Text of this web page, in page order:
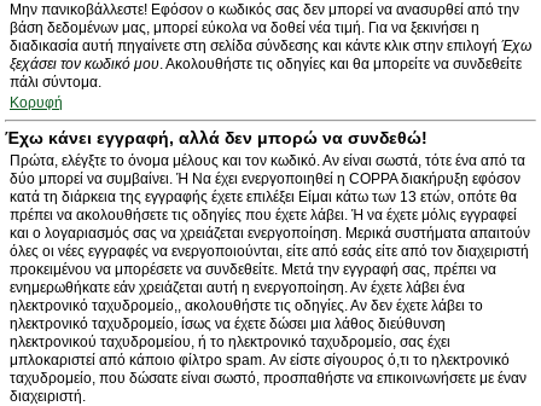
Μην πανικοβάλλεστε! Εφόσον ο κωδικός σας δεν μπορεί να ανασυρθεί από την
βάση δεδομένων μας, μπορεί εύκολα να δοθεί νέα τιμή. Για να ξεκινήσει η
διαδικασία αυτή πηγαίνετε στη σελίδα σύνδεσης και κάντε κλικ στην επιλογή Έχω
ξεχάσει τον κωδικό μου. Ακολουθήστε τις οδηγίες και θα μπορείτε να συνδεθείτε
πάλι σύντομα.
Κορυφή
Έχω κάνει εγγραφή, αλλά δεν μπορώ να συνδεθώ!
Πρώτα, ελέγξτε το όνομα μέλους και τον κωδικό. Αν είναι σωστά, τότε ένα από τα
δύο μπορεί να συμβαίνει. Ή Να έχει ενεργοποιηθεί η COPPA διακήρυξη εφόσον
κατά τη διάρκεια της εγγραφής έχετε επιλέξει Είμαι κάτω των 13 ετών, οπότε θα
πρέπει να ακολουθήσετε τις οδηγίες που έχετε λάβει. Ή να έχετε μόλις εγγραφεί
και ο λογαριασμός σας να χρειάζεται ενεργοποίηση. Μερικά συστήματα απαιτούν
όλες οι νέες εγγραφές να ενεργοποιούνται, είτε από εσάς είτε από τον διαχειριστή
προκειμένου να μπορέσετε να συνδεθείτε. Μετά την εγγραφή σας, πρέπει να
ενημερωθήκατε εάν χρειάζεται αυτή η ενεργοποίηση. Αν έχετε λάβει ένα
ηλεκτρονικό ταχυδρομείο,, ακολουθήστε τις οδηγίες. Αν δεν έχετε λάβει το
ηλεκτρονικό ταχυδρομείο, ίσως να έχετε δώσει μια λάθος διεύθυνση
ηλεκτρονικού ταχυδρομείου, ή το ηλεκτρονικό ταχυδρομείο, σας έχει
μπλοκαριστεί από κάποιο φίλτρο spam. Αν είστε σίγουρος ό,τι το ηλεκτρονικό
ταχυδρομείο, που δώσατε είναι σωστό, προσπαθήστε να επικοινωνήσετε με έναν
διαχειριστή.